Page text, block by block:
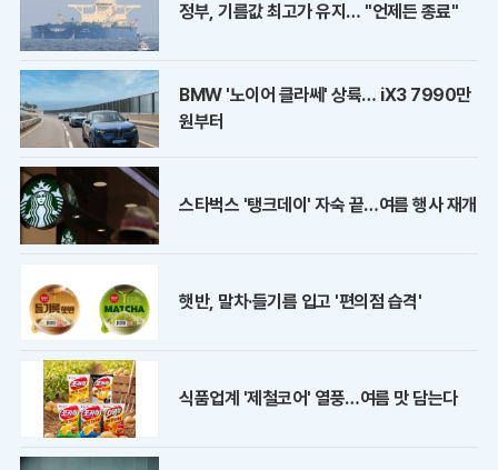
정부, 기름값 최고가 유지… "언제든 종료"
BMW '노이어 클라쎄' 상륙… iX3 7990만
원부터
스타벅스 '탱크데이' 자숙 끝…여름 행사 재개
햇반, 말차·들기름 입고 '편의점 습격'
식품업계 '제철코어' 열풍…여름 맛 담는다